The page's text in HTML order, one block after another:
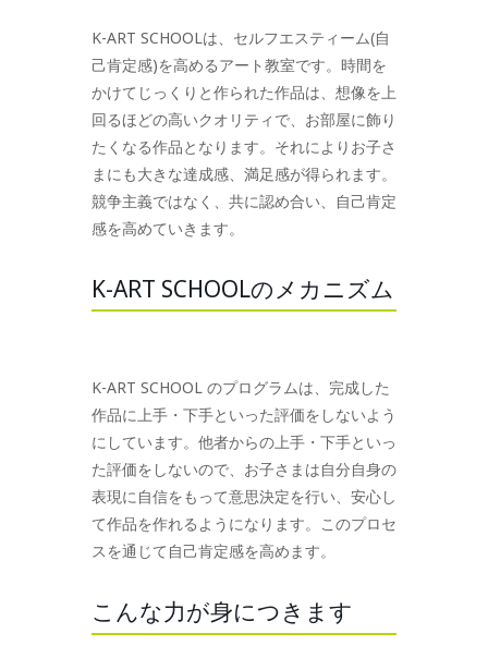
K-ART SCHOOLは、セルフエスティーム(自
己肯定感)を高めるアート教室です。時間を
かけてじっくりと作られた作品は、想像を上
回るほどの高いクオリティで、お部屋に飾り
たくなる作品となります。それによりお子さ
まにも大きな達成感、満足感が得られます。
競争主義ではなく、共に認め合い、自己肯定
感を高めていきます。
K-ART SCHOOLのメカニズム
K-ART SCHOOL のプログラムは、完成した
作品に上手・下手といった評価をしないよう
にしています。他者からの上手・下手といっ
た評価をしないので、お子さまは自分自身の
表現に自信をもって意思決定を行い、安心し
て作品を作れるようになります。このプロセ
スを通じて自己肯定感を高めます。
こんな力が身につきます